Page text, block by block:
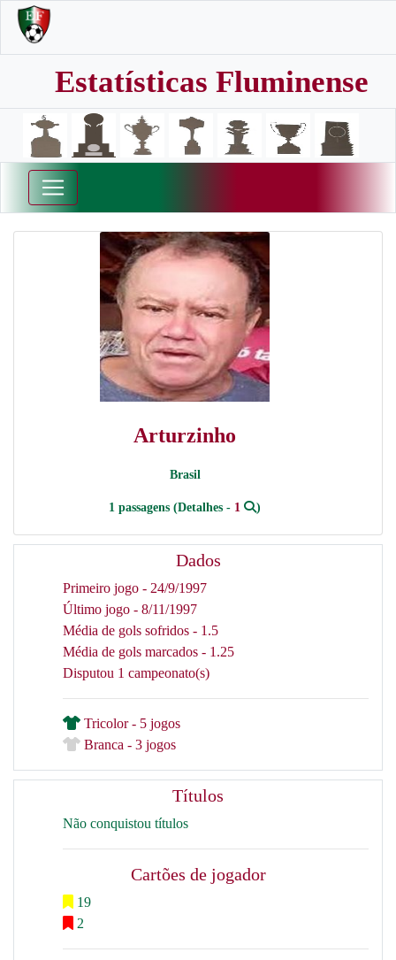
Estatísticas Fluminense
Arturzinho
Brasil
1 passagens (Detalhes - 1 )
Dados
Primeiro jogo - 24/9/1997
Último jogo - 8/11/1997
Média de gols sofridos - 1.5
Média de gols marcados - 1.25
Disputou 1 campeonato(s)
Tricolor - 5 jogos
Branca - 3 jogos
Títulos
Não conquistou títulos
Cartões de jogador
19
2